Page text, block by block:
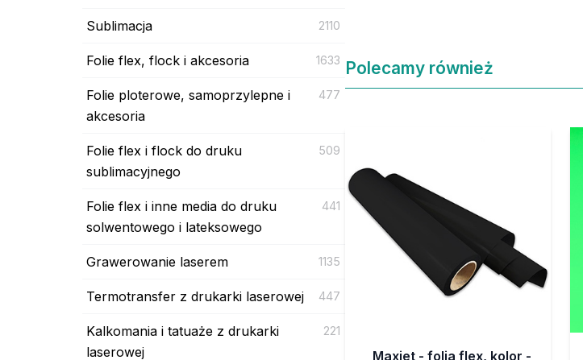
Sublimacja 2110
Folie flex, flock i akcesoria 1633
Folie ploterowe, samoprzylepne i
akcesoria
477
Folie flex i flock do druku
sublimacyjnego
509
Folie flex i inne media do druku
solwentowego i lateksowego
441
Grawerowanie laserem 1135
Termotransfer z drukarki laserowej 447
Kalkomania i tatuaże z drukarki
laserowej
221
Polecamy również
Maxjet - folia flex, kolor -